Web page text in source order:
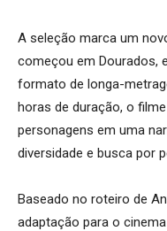
A seleção marca um
começou em Dourados,
formato de longa-
horas de duração, o
personagens em uma
diversidade e busca por
Baseado no roteiro de
adaptação para o